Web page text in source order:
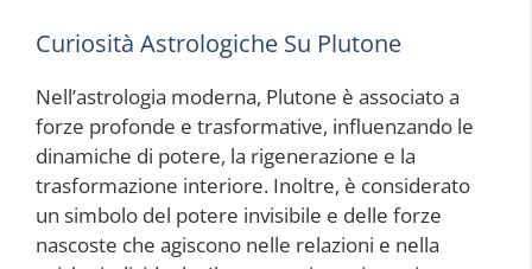
Curiosità Astrologiche Su Plutone
Nell’astrologia moderna, Plutone è associato a
forze profonde e trasformative, influenzando le
dinamiche di potere, la rigenerazione e la
trasformazione interiore. Inoltre, è considerato
un simbolo del potere invisibile e delle forze
nascoste che agiscono nelle relazioni e nella